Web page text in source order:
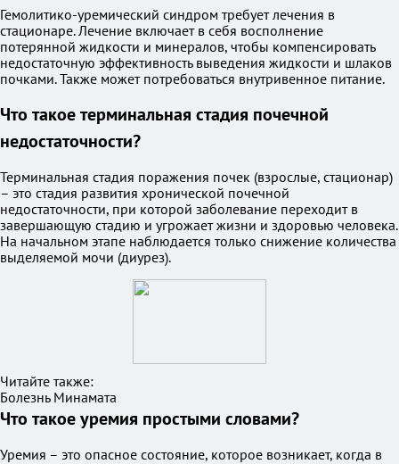
Гемолитико-уремический синдром требует лечения в
стационаре. Лечение включает в себя восполнение
потерянной жидкости и минералов, чтобы компенсировать
недостаточную эффективность выведения жидкости и шлаков
почками. Также может потребоваться внутривенное питание.
Что такое терминальная стадия почечной
недостаточности?
Терминальная стадия поражения почек (взрослые, стационар)
– это стадия развития хронической почечной
недостаточности, при которой заболевание переходит в
завершающую стадию и угрожает жизни и здоровью человека.
На начальном этапе наблюдается только снижение количества
выделяемой мочи (диурез).
Читайте также:
Болезнь Минамата
Что такое уремия простыми словами?
Уремия – это опасное состояние, которое возникает, когда в